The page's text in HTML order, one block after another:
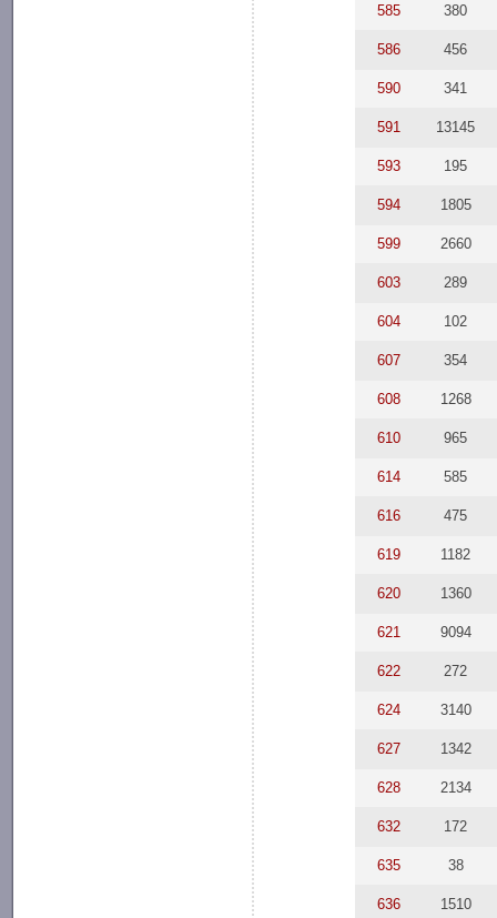
585 380
586 456
590 341
591 13145
593 195
594 1805
599 2660
603 289
604 102
607 354
608 1268
610 965
614 585
616 475
619 1182
620 1360
621 9094
622 272
624 3140
627 1342
628 2134
632 172
635 38
636 1510